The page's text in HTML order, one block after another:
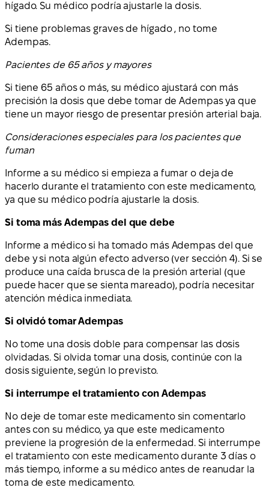
hígado. Su médico podría ajustarle la dosis.
Si tiene problemas graves de hígado , no tome
Adempas.
Pacientes de 65 años y mayores
Si tiene 65 años o más, su médico ajustará con más
precisión la dosis que debe tomar de Adempas ya que
tiene un mayor riesgo de presentar presión arterial baja.
Consideraciones especiales para los pacientes que
fuman
Informe a su médico si empieza a fumar o deja de
hacerlo durante el tratamiento con este medicamento,
ya que su médico podría ajustarle la dosis.
Si toma más Adempas del que debe
Informe a médico si ha tomado más Adempas del que
debe y si nota algún efecto adverso (ver sección 4). Si se
produce una caída brusca de la presión arterial (que
puede hacer que se sienta mareado), podría necesitar
atención médica inmediata.
Si olvidó tomar Adempas
No tome una dosis doble para compensar las dosis
olvidadas. Si olvida tomar una dosis, continúe con la
dosis siguiente, según lo previsto.
Si interrumpe el tratamiento con Adempas
No deje de tomar este medicamento sin comentarlo
antes con su médico, ya que este medicamento
previene la progresión de la enfermedad. Si interrumpe
el tratamiento con este medicamento durante 3 días o
más tiempo, informe a su médico antes de reanudar la
toma de este medicamento.